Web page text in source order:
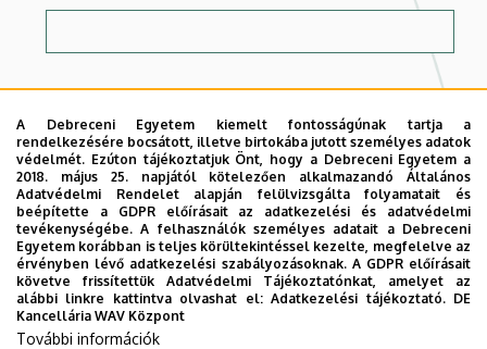
Az Adatkezelési tájékoztatómegismerve
hozzájárulok adataim felhasználásához.
CAPTCHA
A Debreceni Egyetem kiemelt fontosságúnak tartja a
rendelkezésére bocsátott, illetve birtokába jutott személyes adatok
védelmét. Ezúton tájékoztatjuk Önt, hogy a Debreceni Egyetem a
2018. május 25. napjától kötelezően alkalmazandó Általános
Adatvédelmi Rendelet alapján felülvizsgálta folyamatait és
beépítette a GDPR előírásait az adatkezelési és adatvédelmi
tevékenységébe. A felhasználók személyes adatait a Debreceni
Egyetem korábban is teljes körültekintéssel kezelte, megfelelve az
érvényben lévő adatkezelési szabályozásoknak. A GDPR előírásait
követve frissítettük Adatvédelmi Tájékoztatónkat, amelyet az
alábbi linkre kattintva olvashat el:Adatkezelési tájékoztató. DE
Kancellária WAV Központ
További információk